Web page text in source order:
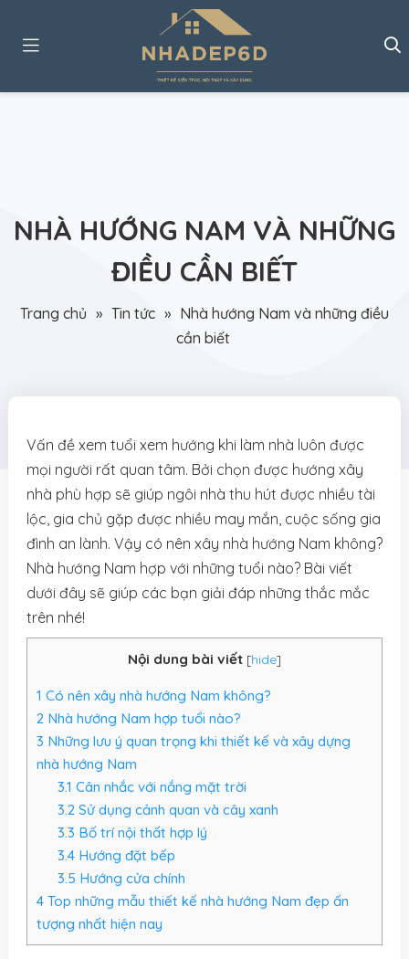
NHÀ HƯỚNG NAM VÀ NHỮNG
ĐIỀU CẦN BIẾT
Trang chủ » Tin tức » Nhà hướng Nam và những điều
cần biết
Vấn đề xem tuổi xem hướng khi làm nhà luôn được
mọi người rất quan tâm. Bởi chọn được hướng xây
nhà phù hợp sẽ giúp ngôi nhà thu hút được nhiều tài
lộc, gia chủ gặp được nhiều may mắn, cuộc sống gia
đình an lành. Vậy có nên xây nhà hướng Nam không?
Nhà hướng Nam hợp với những tuổi nào? Bài viết
dưới đây sẽ giúp các bạn giải đáp những thắc mắc
trên nhé!
Nội dung bài viết [hide]
1 Có nên xây nhà hướng Nam không?
2Nhà hướng Nam hợp tuổi nào?
3 Những lưu ý quan trọng khi thiết kế và xây dựng
nhà hướng Nam
3.1 Cân nhắc với nắng mặt trời
3.2Sử dụng cảnh quan và cây xanh
3.3 Bố trí nội thất hợp lý
3.4Hướng đặt bếp
3.5 Hướng cửa chính
4Top những mẫu thiết kế nhà hướng Nam đẹp ấn
tượng nhất hiện nay